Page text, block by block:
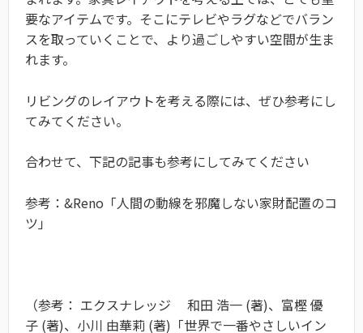
要なアイテムです。そこにテレビやラグなどでバラン
スを取っていくことで、より過ごしやすい空間が生ま
れます。
リビングのレイアウトを考える際には、ぜひ参考にし
てみてください。
合わせて、下記の記事も参考にしてみてください
参考：&Reno「人間の動線を邪魔しない家財配置のコ
ツ」
（参考： エクスナレッジ 和田 浩一 (著)、 富樫 優
子 (著)、 小川 由華莉 (著) 「世界で一番やさしいイン